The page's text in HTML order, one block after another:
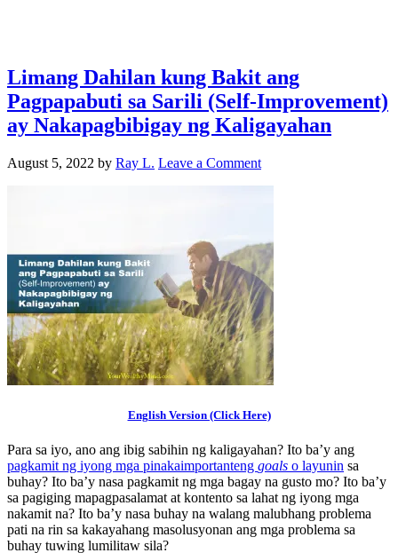
Limang Dahilan kung Bakit ang
Pagpapabuti sa Sarili (Self-Improvement)
ay Nakapagbibigay ng Kaligayahan
August 5, 2022 by Ray L. Leave a Comment
English Version (Click Here)
Para sa iyo, ano ang ibig sabihin ng kaligayahan? Ito ba’y ang
pagkamit ng iyong mga pinakaimportanteng goals o layunin sa
buhay? Ito ba’y nasa pagkamit ng mga bagay na gusto mo? Ito ba’y
sa pagiging mapagpasalamat at kontento sa lahat ng iyong mga
nakamit na? Ito ba’y nasa buhay na walang malubhang problema
pati na rin sa kakayahang masolusyonan ang mga problema sa
buhay tuwing lumilitaw sila?